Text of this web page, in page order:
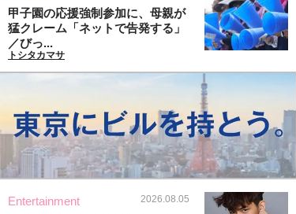
甲子園の応援強制参加に、母親が
猛クレーム「ネットで告発する」
／びっ...
トシタカマサ
Entertainment 2026.08.05